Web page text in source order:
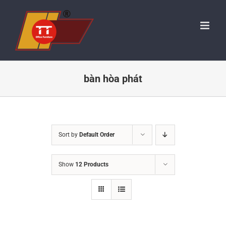
content
bàn hòa phát
Sort by Default Order
Show 12 Products